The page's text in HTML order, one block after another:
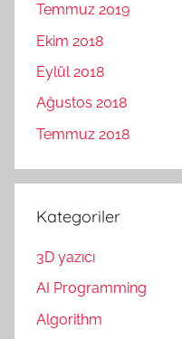
Temmuz 2019
Ekim 2018
Eylül 2018
Ağustos 2018
Temmuz 2018
Kategoriler
3D yazıcı
AI Programming
Algorithm